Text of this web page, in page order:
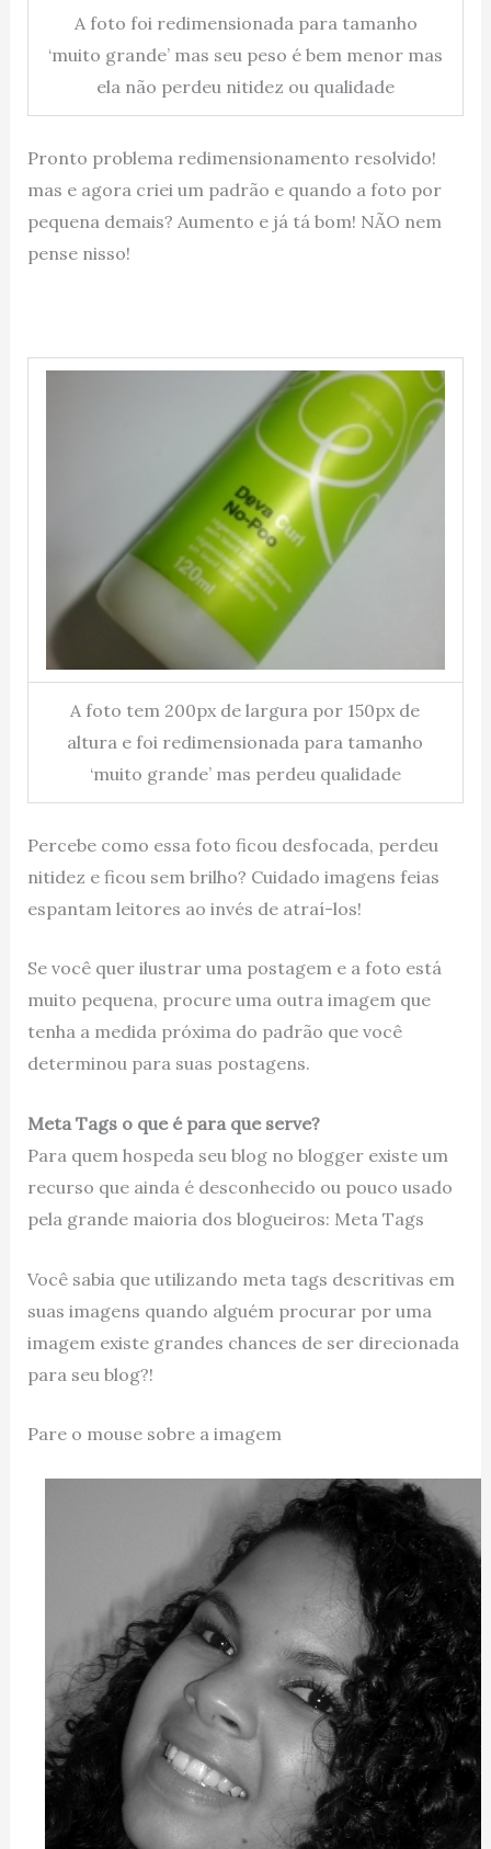
A foto foi redimensionada para tamanho
‘muito grande’ mas seu peso é bem menor mas
ela não perdeu nitidez ou qualidade
Pronto problema redimensionamento resolvido!
mas e agora criei um padrão e quando a foto por
pequena demais? Aumento e já tá bom! NÃO nem
pense nisso!
A foto tem 200px de largura por 150px de
altura e foi redimensionada para tamanho
‘muito grande’ mas perdeu qualidade
Percebe como essa foto ficou desfocada, perdeu
nitidez e ficou sem brilho? Cuidado imagens feias
espantam leitores ao invés de atraí-los!
Se você quer ilustrar uma postagem e a foto está
muito pequena, procure uma outra imagem que
tenha a medida próxima do padrão que você
determinou para suas postagens.
Meta Tags o que é para que serve?
Para quem hospeda seu blog no blogger existe um
recurso que ainda é desconhecido ou pouco usado
pela grande maioria dos blogueiros: Meta Tags
Você sabia que utilizando meta tags descritivas em
suas imagens quando alguém procurar por uma
imagem existe grandes chances de ser direcionada
para seu blog?!
Pare o mouse sobre a imagem